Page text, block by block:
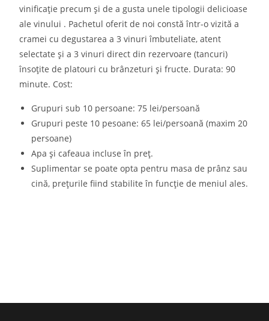
vinificație precum și de a gusta unele tipologii delicioase
ale vinului . Pachetul oferit de noi constă într-o vizită a
cramei cu degustarea a 3 vinuri îmbuteliate, atent
selectate și a 3 vinuri direct din rezervoare (tancuri)
însoțite de platouri cu brânzeturi și fructe. Durata: 90
minute. Cost:
Grupuri sub 10 persoane: 75 lei/persoană
Grupuri peste 10 pesoane: 65 lei/persoană (maxim 20
persoane)
Apa și cafeaua incluse în preț.
Suplimentar se poate opta pentru masa de prânz sau
cină, prețurile fiind stabilite în funcție de meniul ales.